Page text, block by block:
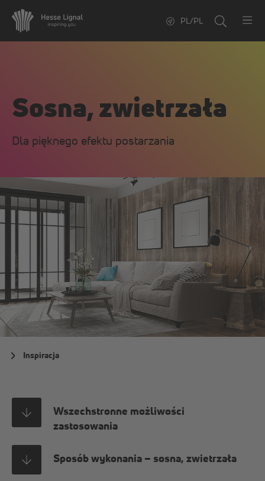
PL/PL
Sosna, zwietrzała
Dla pięknego efektu postarzania
Inspiracja
Wszechstronne możliwości
zastosowania
Sposób wykonania – sosna, zwietrzała